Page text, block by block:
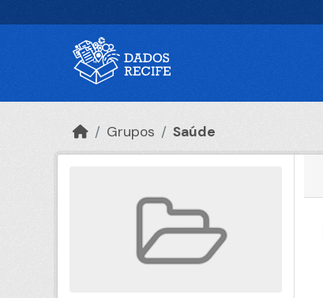
Grupos Saúde